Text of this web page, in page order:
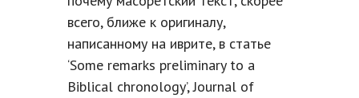
всего, ближе к оригиналу,
написанному на иврите, в статье
‘Some remarks preliminary to a
Biblical chronology’, Journal of